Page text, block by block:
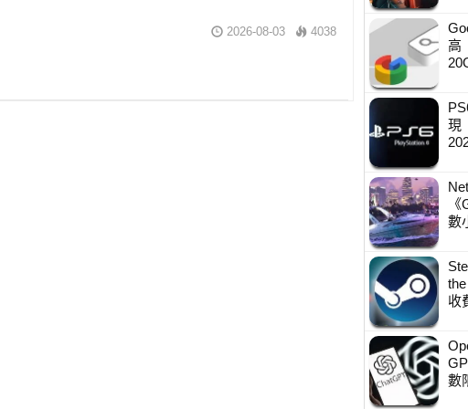
2026-08-03 4038
高
現
數
收
數